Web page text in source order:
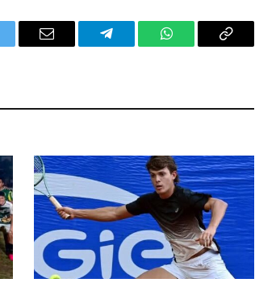
Email Telegram WhatsAppCopy